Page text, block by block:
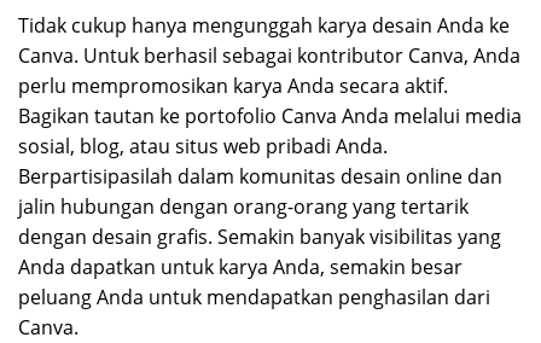
Tidak cukup hanya mengunggah karya desain Anda ke
Canva. Untuk berhasil sebagai kontributor Canva, Anda
perlu mempromosikan karya Anda secara aktif.
Bagikan tautan ke portofolio Canva Anda melalui media
sosial, blog, atau situs web pribadi Anda.
Berpartisipasilah dalam komunitas desain online dan
jalin hubungan dengan orang-orang yang tertarik
dengan desain grafis. Semakin banyak visibilitas yang
Anda dapatkan untuk karya Anda, semakin besar
peluang Anda untuk mendapatkan penghasilan dari
Canva.